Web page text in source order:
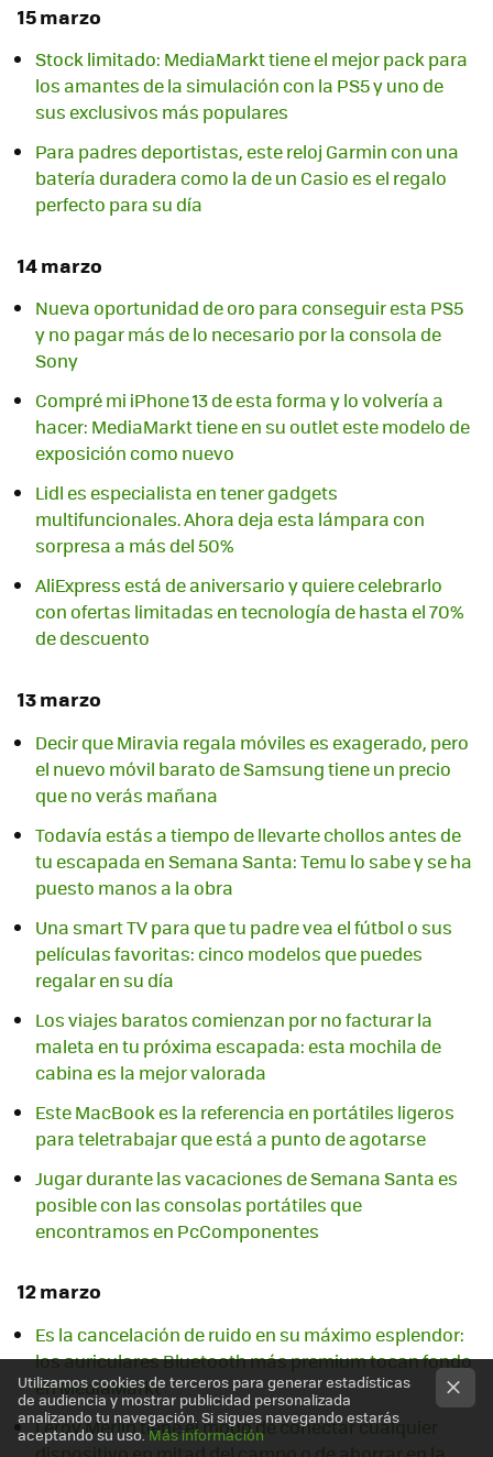
15 marzo
Stock limitado: MediaMarkt tiene el mejor pack para
los amantes de la simulación con la PS5 y uno de
sus exclusivos más populares
Para padres deportistas, este reloj Garmin con una
batería duradera como la de un Casio es el regalo
perfecto para su día
14 marzo
Nueva oportunidad de oro para conseguir esta PS5
y no pagar más de lo necesario por la consola de
Sony
Compré mi iPhone 13 de esta forma y lo volvería a
hacer: MediaMarkt tiene en su outlet este modelo de
exposición como nuevo
Lidl es especialista en tener gadgets
multifuncionales. Ahora deja esta lámpara con
sorpresa a más del 50%
AliExpress está de aniversario y quiere celebrarlo
con ofertas limitadas en tecnología de hasta el 70%
de descuento
13 marzo
Decir que Miravia regala móviles es exagerado, pero
el nuevo móvil barato de Samsung tiene un precio
que no verás mañana
Todavía estás a tiempo de llevarte chollos antes de
tu escapada en Semana Santa: Temu lo sabe y se ha
puesto manos a la obra
Una smart TV para que tu padre vea el fútbol o sus
películas favoritas: cinco modelos que puedes
regalar en su día
Los viajes baratos comienzan por no facturar la
maleta en tu próxima escapada: esta mochila de
cabina es la mejor valorada
Este MacBook es la referencia en portátiles ligeros
para teletrabajar que está a punto de agotarse
Jugar durante las vacaciones de Semana Santa es
posible con las consolas portátiles que
encontramos en PcComponentes
12 marzo
Es la cancelación de ruido en su máximo esplendor:
los auriculares Bluetooth más premium tocan fondo
en MediaMarkt
Leroy Merlin tiene el modo de conectar cualquier
Utilizamos cookies de terceros para generar estadísticas
de audiencia y mostrar publicidad personalizada
analizando tu navegación. Si sigues navegando estarás
aceptando su uso. Más información